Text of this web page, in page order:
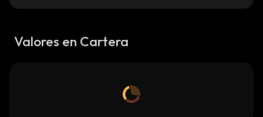
Valores en Cartera